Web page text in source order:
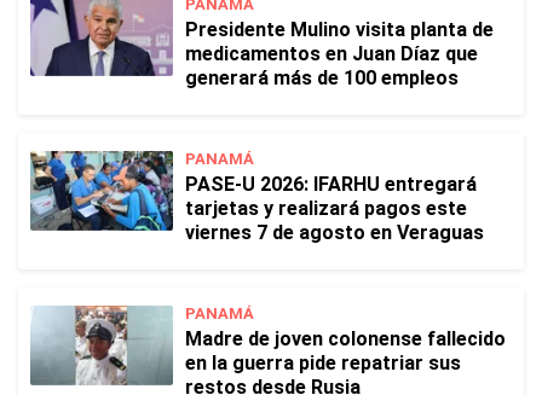
PANAMÁ
Presidente Mulino visita planta de
medicamentos en Juan Díaz que
generará más de 100 empleos
PANAMÁ
PASE-U 2026: IFARHU entregará
tarjetas y realizará pagos este
viernes 7 de agosto en Veraguas
PANAMÁ
Madre de joven colonense fallecido
en la guerra pide repatriar sus
restos desde Rusia